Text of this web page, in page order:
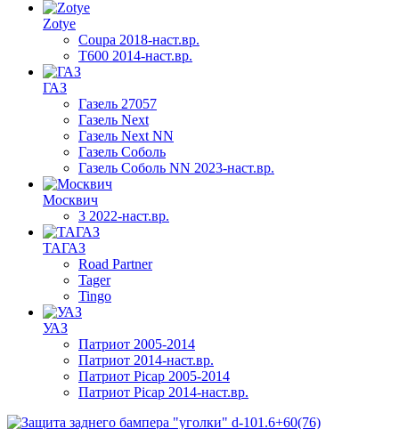
Zotye
Coupa 2018-наст.вр.
T600 2014-наст.вр.
ГАЗ
Газель 27057
Газель Next
Газель Next NN
Газель Соболь
Газель Соболь NN 2023-наст.вр.
Москвич
3 2022-наст.вр.
ТАГАЗ
Road Partner
Tager
Tingo
УАЗ
Патриот 2005-2014
Патриот 2014-наст.вр.
Патриот Picap 2005-2014
Патриот Picap 2014-наст.вр.